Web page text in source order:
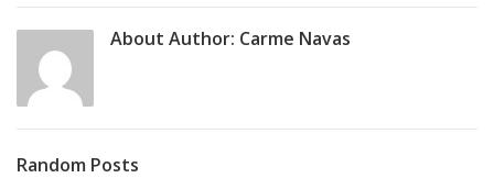
About Author: Carme Navas
Random Posts